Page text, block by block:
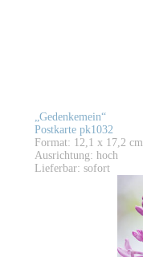
„Gedenkemein“
Postkarte pk1032
Format: 12,1 x 17,2 cm
Ausrichtung: hoch
Lieferbar: sofort